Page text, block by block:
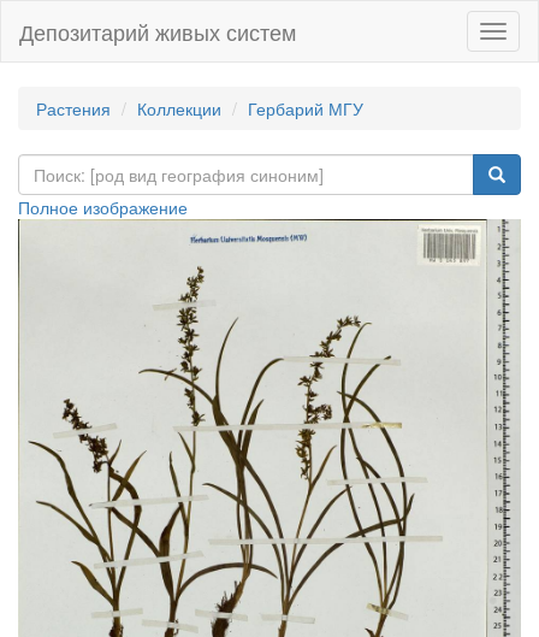
Депозитарий живых систем
Растения Коллекции Гербарий МГУ
Полное изображение